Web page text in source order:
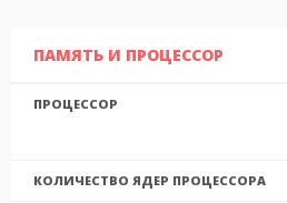
ПАМЯТЬ И ПРОЦЕССОР
ПРОЦЕССОР
КОЛИЧЕСТВО ЯДЕР ПРОЦЕССОРА